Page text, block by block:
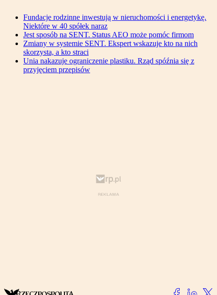
Fundacje rodzinne inwestują w nieruchomości i energetykę.
Niektóre w 40 spółek naraz
Jest sposób na SENT. Status AEO może pomóc firmom
Zmiany w systemie SENT. Ekspert wskazuje kto na nich
skorzysta, a kto straci
Unia nakazuje ograniczenie plastiku. Rząd spóźnia się z
przyjęciem przepisów